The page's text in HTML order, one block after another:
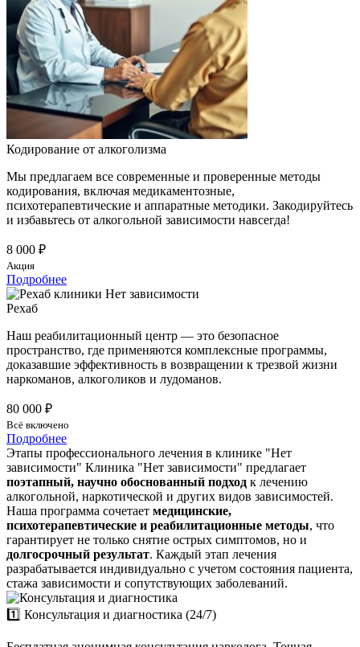
Кодирование от алкоголизма
Мы предлагаем все современные и проверенные методы
кодирования, включая медикаментозные,
психотерапевтические и аппаратные методики. Закодируйтесь
и избавьтесь от алкогольной зависимости навсегда!
8 000 ₽
Акция
Подробнее
Рехаб
Наш реабилитационный центр — это безопасное
пространство, где применяются комплексные программы,
доказавшие эффективность в возвращении к трезвой жизни
наркоманов, алкоголиков и лудоманов.
80 000 ₽
Всё включено
Подробнее
Этапы профессионального лечения в клинике "Нет
зависимости" Клиника "Нет зависимости" предлагает
поэтапный, научно обоснованный подход к лечению
алкогольной, наркотической и других видов зависимостей.
Наша программа сочетает медицинские,
психотерапевтические и реабилитационные методы, что
гарантирует не только снятие острых симптомов, но и
долгосрочный результат. Каждый этап лечения
разрабатывается индивидуально с учетом состояния пациента,
стажа зависимости и сопутствующих заболеваний.
1️⃣ Консультация и диагностика (24/7)